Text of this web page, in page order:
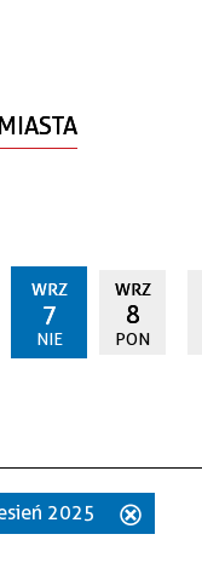
WRZ
7
NIE
WRZ
8
PON
2025